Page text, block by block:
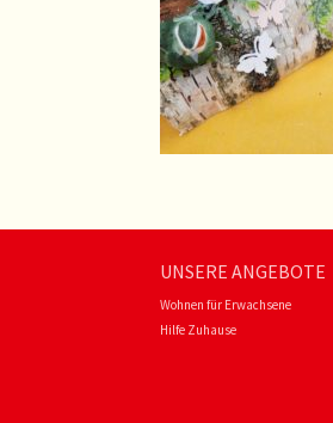
UNSERE ANGEBOTE
Wohnen für Erwachsene
Hilfe Zuhause